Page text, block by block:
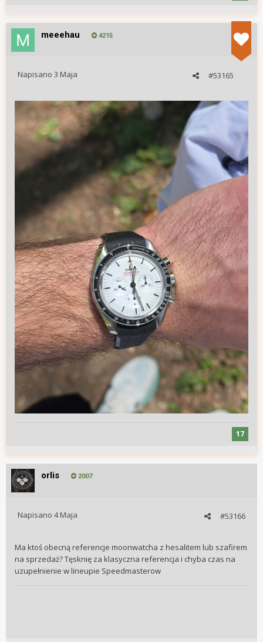
meeehau 4215
#53165
Napisano 3 Maja
17
orlis 2007
#53166
Napisano 4 Maja
Ma ktoś obecną referencje moonwatcha z hesalitem lub szafirem
na sprzedaż? Tęsknię za klasyczna referencja i chyba czas na
uzupełnienie w lineupie Speedmasterow